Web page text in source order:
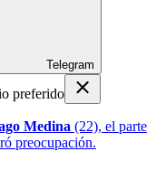
Telegram
preferido
Medina (22), el parte
preocupación.